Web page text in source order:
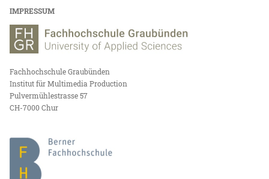
IMPRESSUM
Fachhochschule Graubünden
Institut für Multimedia Production
Pulvermühlestrasse 57
CH-7000 Chur